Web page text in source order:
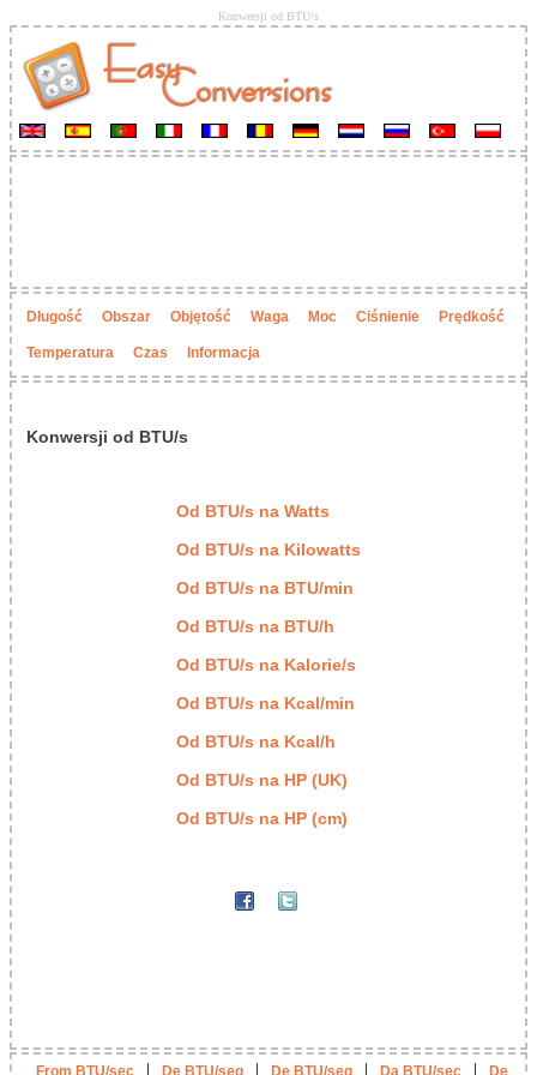
Konwersji od BTU/s
Długość Obszar Objętość Waga Moc Ciśnienie Prędkość
Temperatura Czas Informacja
Konwersji od BTU/s
Od BTU/s na Watts
Od BTU/s na Kilowatts
Od BTU/s na BTU/min
Od BTU/s na BTU/h
Od BTU/s na Kalorie/s
Od BTU/s na Kcal/min
Od BTU/s na Kcal/h
Od BTU/s na HP (UK)
Od BTU/s na HP (cm)
| | | |